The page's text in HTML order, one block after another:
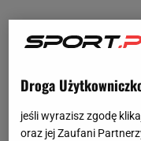
Droga
jeśli wyrazisz zgodę
oraz jej Zaufani